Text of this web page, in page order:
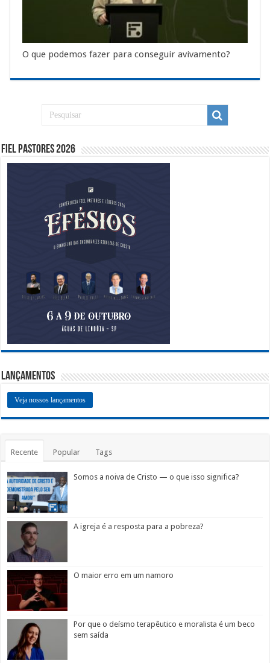
O que podemos fazer para conseguir avivamento?
Fiel Pastores 2026
Lançamentos
Veja nossos lançamentos
Recente Popular Tags
Somos a noiva de Cristo — o que isso significa?
A igreja é a resposta para a pobreza?
O maior erro em um namoro
Por que o deísmo terapêutico e moralista é um beco
sem saída